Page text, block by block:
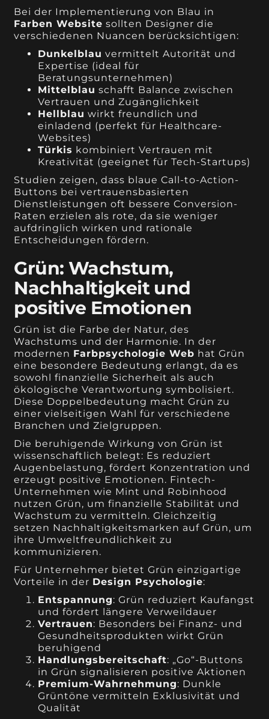
Bei der Implementierung von Blau in
Farben Website sollten Designer die
verschiedenen Nuancen berücksichtigen:
Dunkelblau vermittelt Autorität und
Expertise (ideal für
Beratungsunternehmen)
Mittelblau schafft Balance zwischen
Vertrauen und Zugänglichkeit
Hellblau wirkt freundlich und
einladend (perfekt für Healthcare-
Websites)
Türkis kombiniert Vertrauen mit
Kreativität (geeignet für Tech-Startups)
Studien zeigen, dass blaue Call-to-Action-
Buttons bei vertrauensbasierten
Dienstleistungen oft bessere Conversion-
Raten erzielen als rote, da sie weniger
aufdringlich wirken und rationale
Entscheidungen fördern.
Grün: Wachstum,
Nachhaltigkeit und
positive Emotionen
Grün ist die Farbe der Natur, des
Wachstums und der Harmonie. In der
modernen Farbpsychologie Web hat Grün
eine besondere Bedeutung erlangt, da es
sowohl finanzielle Sicherheit als auch
ökologische Verantwortung symbolisiert.
Diese Doppelbedeutung macht Grün zu
einer vielseitigen Wahl für verschiedene
Branchen und Zielgruppen.
Die beruhigende Wirkung von Grün ist
wissenschaftlich belegt: Es reduziert
Augenbelastung, fördert Konzentration und
erzeugt positive Emotionen. Fintech-
Unternehmen wie Mint und Robinhood
nutzen Grün, um finanzielle Stabilität und
Wachstum zu vermitteln. Gleichzeitig
setzen Nachhaltigkeitsmarken auf Grün, um
ihre Umweltfreundlichkeit zu
kommunizieren.
Für Unternehmer bietet Grün einzigartige
Vorteile in der Design Psychologie:
Entspannung: Grün reduziert Kaufangst
und fördert längere Verweildauer
Vertrauen: Besonders bei Finanz- und
Gesundheitsprodukten wirkt Grün
beruhigend
Handlungsbereitschaft: „Go“-Buttons
in Grün signalisieren positive Aktionen
Premium-Wahrnehmung: Dunkle
Grüntöne vermitteln Exklusivität und
Qualität